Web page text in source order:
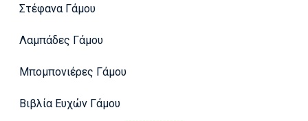
Στέφανα Γάμου
Λαμπάδες Γάμου
Μπομπονιέρες Γάμου
Βιβλία Ευχών Γάμου